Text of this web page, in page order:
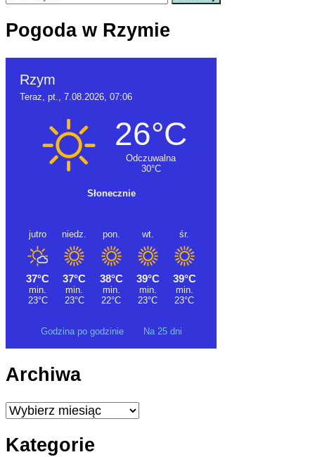
Pogoda w Rzymie
Godzina po godzinie Na 25 dni
Archiwa
Archiwa
Kategorie